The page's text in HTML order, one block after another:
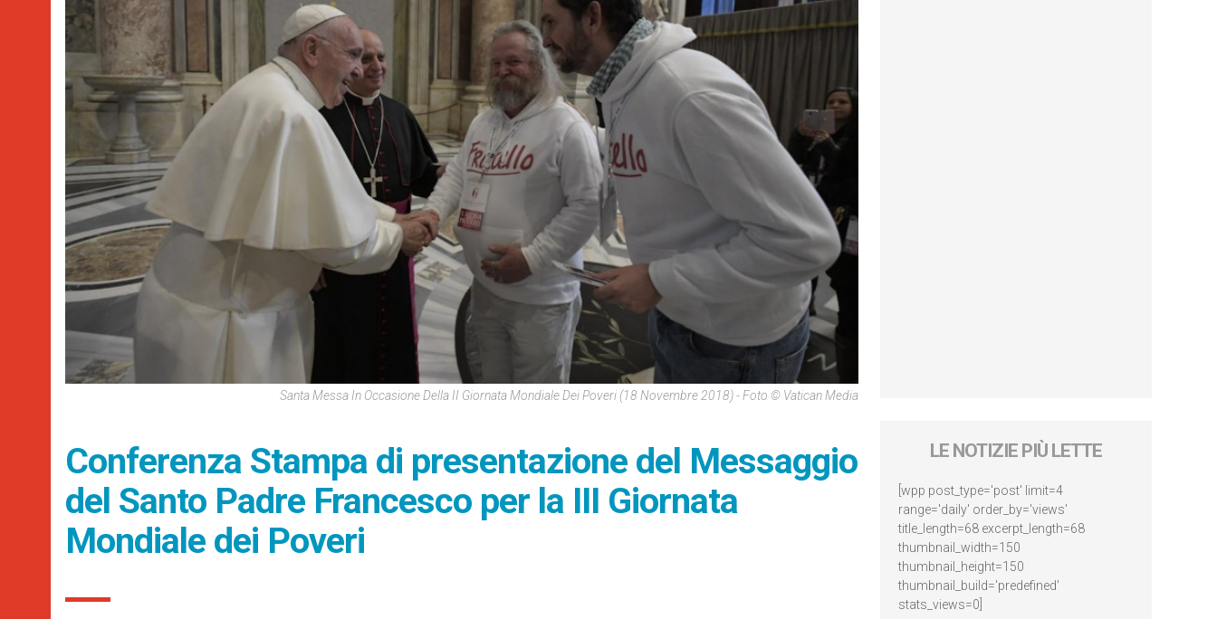
Santa Messa In Occasione Della II Giornata Mondiale Dei Poveri (18 Novembre 2018) - Foto © Vatican Media
Conferenza Stampa di presentazione del Messaggio
del Santo Padre Francesco per la III Giornata
Mondiale dei Poveri
LE NOTIZIE PIÙ LETTE
[wpp post_type='post' limit=4
range='daily' order_by='views'
title_length=68 excerpt_length=68
thumbnail_width=150
thumbnail_height=150
thumbnail_build='predefined'
stats_views=0]